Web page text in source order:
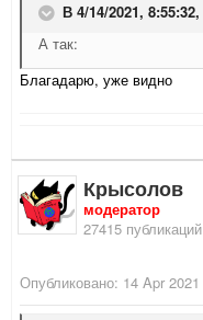
В 4/14/2021, 8:55:32,
А так:
Благадарю, уже видно
Крысолов
модератор
27415 публикаций
Опубликовано: 14 Apr 2021